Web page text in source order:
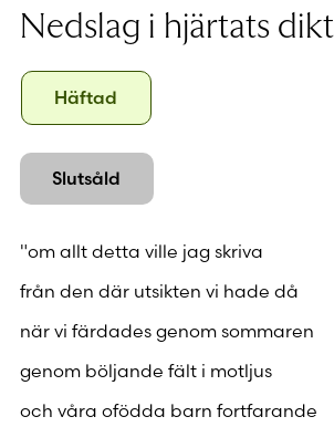
Nedslag i hjärtats
Format
Häftad
Slutsåld
"om allt detta ville jag skriva
från den där utsikten vi hade då
när vi färdades genom sommaren
genom böljande fält i motljus
och våra ofödda barn fortfarande